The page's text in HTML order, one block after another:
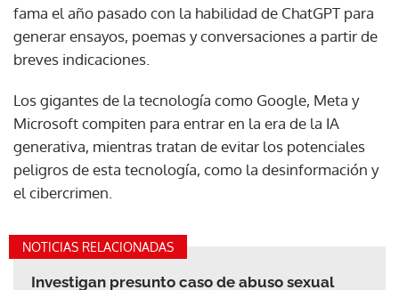
fama el año pasado con la habilidad de ChatGPT para
generar ensayos, poemas y conversaciones a partir de
breves indicaciones.
Los gigantes de la tecnología como Google, Meta y
Microsoft compiten para entrar en la era de la IA
generativa, mientras tratan de evitar los potenciales
peligros de esta tecnología, como la desinformación y
el cibercrimen.
NOTICIAS RELACIONADAS
Investigan presunto caso de abuso sexual